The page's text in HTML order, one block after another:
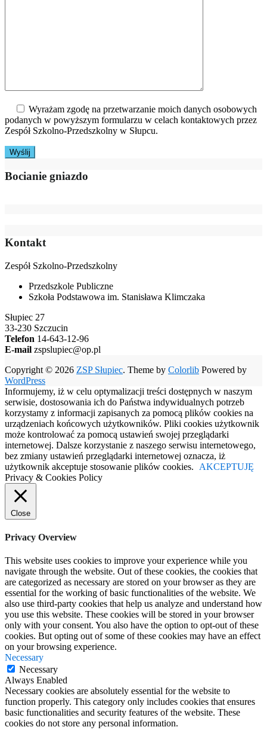
Wyrażam zgodę na przetwarzanie moich danych osobowych
podanych w powyższym formularzu w celach kontaktowych przez
Zespół Szkolno-Przedszkolny w Słupcu.
Bocianie gniazdo
Kontakt
Zespół Szkolno-Przedszkolny
Przedszkole Publiczne
Szkoła Podstawowa im. Stanisława Klimczaka
Słupiec 27
33-230 Szczucin
Telefon 14-643-12-96
E-mail zspslupiec@op.pl
Copyright © 2026 ZSP Słupiec. Theme by Colorlib Powered by
WordPress
Informujemy, iż w celu optymalizacji treści dostępnych w naszym
serwisie, dostosowania ich do Państwa indywidualnych potrzeb
korzystamy z informacji zapisanych za pomocą plików cookies na
urządzeniach końcowych użytkowników. Pliki cookies użytkownik
może kontrolować za pomocą ustawień swojej przeglądarki
internetowej. Dalsze korzystanie z naszego serwisu internetowego,
bez zmiany ustawień przeglądarki internetowej oznacza, iż
użytkownik akceptuje stosowanie plików cookies.
AKCEPTUJĘ
Privacy & Cookies Policy
Close
Privacy Overview
This website uses cookies to improve your experience while you
navigate through the website. Out of these cookies, the cookies that
are categorized as necessary are stored on your browser as they are
essential for the working of basic functionalities of the website. We
also use third-party cookies that help us analyze and understand how
you use this website. These cookies will be stored in your browser
only with your consent. You also have the option to opt-out of these
cookies. But opting out of some of these cookies may have an effect
on your browsing experience.
Necessary
Necessary
Always Enabled
Necessary cookies are absolutely essential for the website to
function properly. This category only includes cookies that ensures
basic functionalities and security features of the website. These
cookies do not store any personal information.